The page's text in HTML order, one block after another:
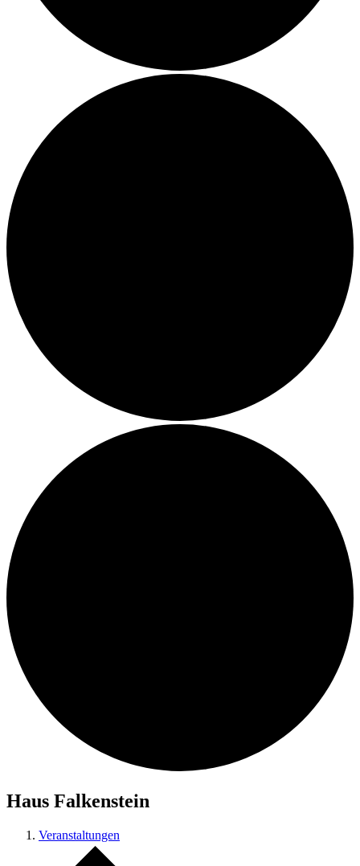
Haus Falkenstein
Veranstaltungen